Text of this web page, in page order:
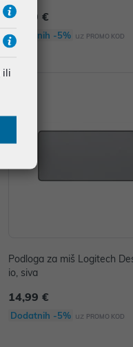
12,00 €
Dodatnih -5% uz PROMO KOD
Podloga za miš Logitech
io, siva
14,99 €
Dodatnih -5% uz PROMO KOD
ili